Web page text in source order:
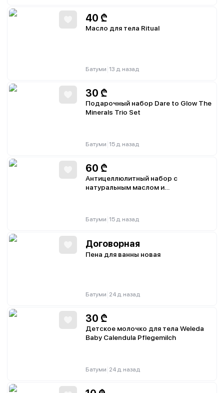
40 ₾
Масло для тела Ritual
Батуми 13 д. назад
30 ₾
Подарочный набор Dare to Glow The
Minerals Trio Set
Батуми 15 д. назад
60 ₾
Антицеллюлитный набор с
натуральным маслом и
Батуми 15 д. назад
Договорная
Пена для ванны новая
Батуми 24 д. назад
30 ₾
Детское молочко для тела Weleda
Baby Calendula Pflegemilch
Батуми 24 д. назад